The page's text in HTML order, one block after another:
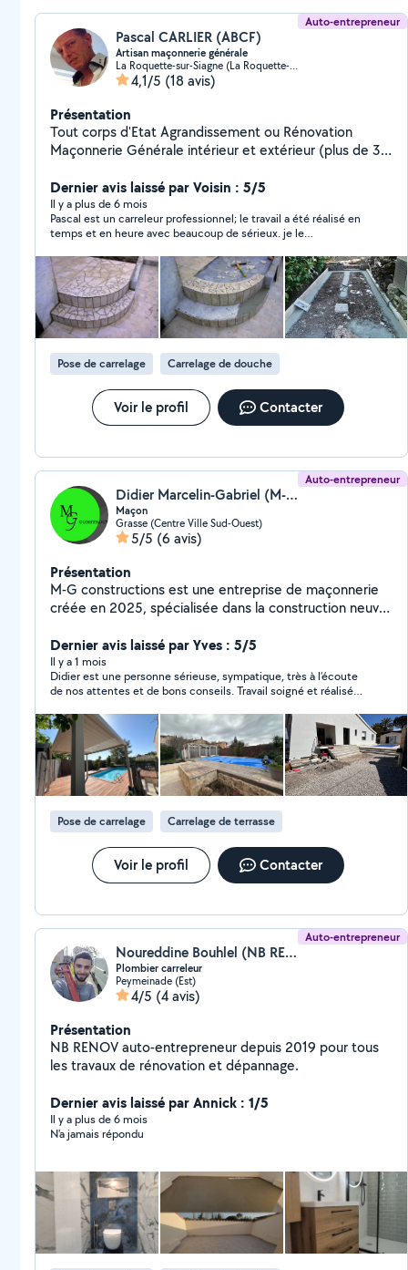
Auto-entrepreneur
Pascal CARLIER (ABCF)
Artisan maçonnerie générale
La Roquette-sur-Siagne (La Roquette-sur-Siagne)
4,1/5 (18 avis)
Présentation
Tout corps d'Etat Agrandissement ou Rénovation
Maçonnerie Générale intérieur et extérieur (plus de 30
Dernier avis laissé par Voisin : 5/5
Il y a plus de 6 mois
Pascal est un carreleur professionnel; le travail a été réalisé en
temps et en heure avec beaucoup de sérieux. je le
Pose de carrelage Carrelage de douche
Voir le profil Contacter
Auto-entrepreneur
Didier Marcelin-Gabriel (M-G Constructions)
Maçon
Grasse (Centre Ville Sud-Ouest)
5/5 (6 avis)
Présentation
M-G constructions est une entreprise de maçonnerie
créée en 2025, spécialisée dans la construction neuve,
mettons notre savoir-faire artisanal et notre rigueur
professionnelle au service de projets durables,
esthétiques et conformes aux normes en vigueur. Nous
intervenons auprès des particuliers et professionnels
pour tous travaux de maçonnerie générale : fondations,
ouverture en sous œuvre, murs, cloisons, faux plafond,
carrelage, extensions, rénovations, terrasses, murets
et petits travaux À l'écoute de nos clients, nous
assurons un accompagnement personnalisé, des devis
clairs et un travail de qualité, réalisé dans le respect
des délais et du budget.
Dernier avis laissé par Yves : 5/5
Il y a 1 mois
Didier est une personne sérieuse, sympatique, très à l’écoute
de nos attentes et de bons conseils. Travail soigné et réalisé
chaque jour. je recommande virement
Pose de carrelage Carrelage de terrasse
Voir le profil Contacter
Auto-entrepreneur
Noureddine Bouhlel (NB RENOV)
Plombier carreleur
Peymeinade (Est)
4/5 (4 avis)
Présentation
NB RENOV auto-entrepreneur depuis 2019 pour tous
les travaux de rénovation et dépannage.
Dernier avis laissé par Annick : 1/5
Il y a plus de 6 mois
N'a jamais répondu